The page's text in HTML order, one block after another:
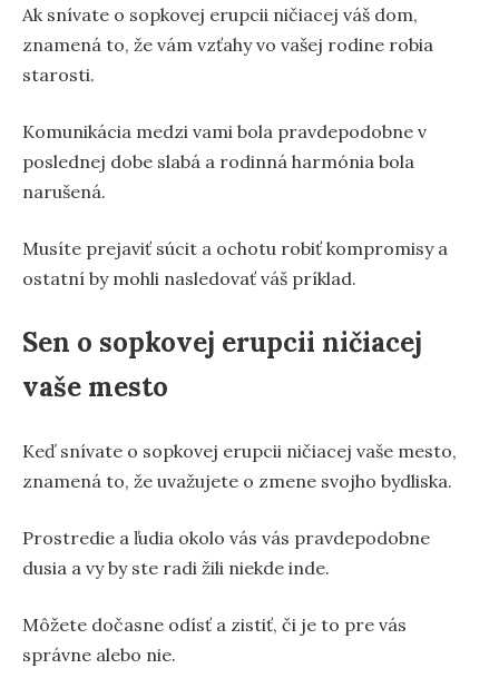
Ak snívate o sopkovej erupcii ničiacej váš dom,
znamená to, že vám vzťahy vo vašej rodine robia
starosti.
Komunikácia medzi vami bola pravdepodobne v
poslednej dobe slabá a rodinná harmónia bola
narušená.
Musíte prejaviť súcit a ochotu robiť kompromisy a
ostatní by mohli nasledovať váš príklad.
Sen o sopkovej erupcii ničiacej
vaše mesto
Keď snívate o sopkovej erupcii ničiacej vaše mesto,
znamená to, že uvažujete o zmene svojho bydliska.
Prostredie a ľudia okolo vás vás pravdepodobne
dusia a vy by ste radi žili niekde inde.
Môžete dočasne odísť a zistiť, či je to pre vás
správne alebo nie.